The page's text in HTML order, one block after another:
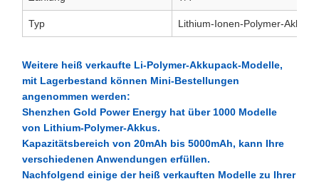
Typ Lithium-Ionen-Polymer-
Weitere heiß verkaufte Li-Polymer-Akkupack-Modelle,
mit Lagerbestand können Mini-Bestellungen
angenommen werden:
Shenzhen Gold Power Energy hat über 1000 Modelle
von Lithium-Polymer-Akkus.
Kapazitätsbereich von 20mAh bis 5000mAh, kann Ihre
verschiedenen Anwendungen erfüllen.
Nachfolgend einige der heiß verkauften Modelle zu Ihrer